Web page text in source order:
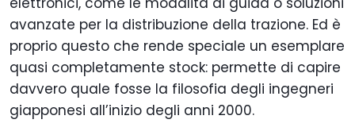
avanzate per la distribuzione della trazione. Ed è
proprio questo che rende speciale un esemplare
quasi completamente stock: permette di capire
davvero quale fosse la filosofia degli ingegneri
giapponesi all’inizio degli anni 2000.